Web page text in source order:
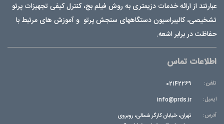
عبارتند از ارائه خدمات دزیمتری به روش فیلم بج، کنترل کیفی تجهیزات پرتو
تشخیصی، کالیبراسیون دستگاههای سنجش پرتو و آموزش های مرتبط با
حفاظت در برابر اشعه.
اطلاعات تماس
تلفن:
02142269
ایمیل:
info@prds.ir
آدرس:
تهران، خیابان کارگر شمالی، روبروی